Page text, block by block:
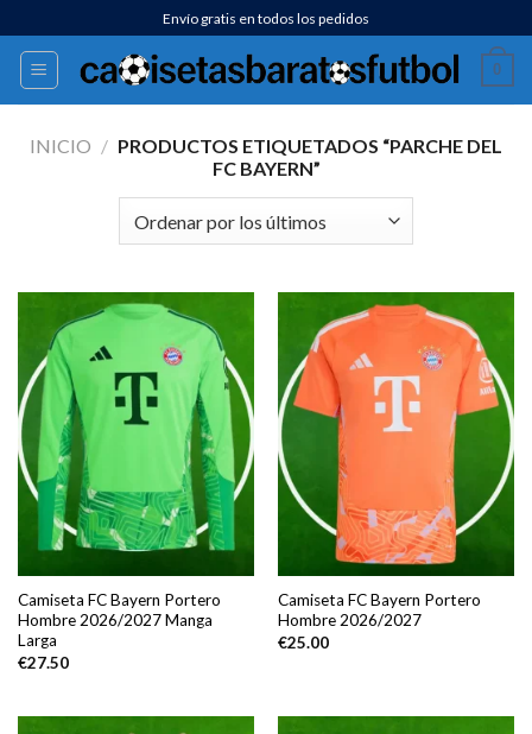
al
contenido
Envío gratis en todos los pedidos
0
INICIO / PRODUCTOS ETIQUETADOS “PARCHE DEL
FC BAYERN”
Camiseta FC Bayern Portero
Hombre 2026/2027 Manga
Larga
€27.50
Camiseta FC Bayern Portero
Hombre 2026/2027
€25.00